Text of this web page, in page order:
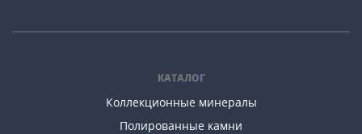
КАТАЛОГ
Коллекционные минералы
Полированные камни